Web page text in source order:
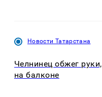
Новости Татарстана
Челнинец обжег
на балконе